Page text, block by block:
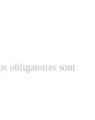
obligatoires sont